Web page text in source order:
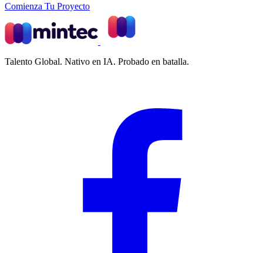
Comienza Tu Proyecto
Talento Global. Nativo en IA. Probado en batalla.